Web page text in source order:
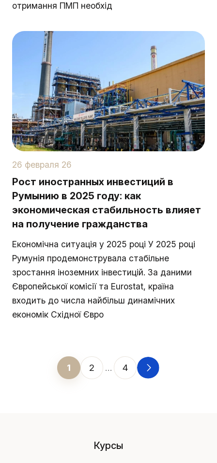
отримання ПМП необхід
26 февраля 26
Рост иностранных инвестиций в
Румынию в 2025 году: как
экономическая стабильность влияет
на получение гражданства
Економічна ситуація у 2025 році У 2025 році
Румунія продемонструвала стабільне
зростання іноземних інвестицій. За даними
Європейської комісії та Eurostat, країна
входить до числа найбільш динамічних
економік Східної Євро
Навигация по страницам
1 2 … 4
Курсы